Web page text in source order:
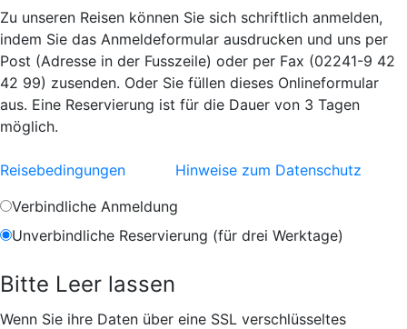
Zu unseren Reisen können Sie sich schriftlich anmelden,
indem Sie das Anmeldeformular ausdrucken und uns per
Post (Adresse in der Fusszeile) oder per Fax (02241-9 42
42 99) zusenden. Oder Sie füllen dieses Onlineformular
aus. Eine Reservierung ist für die Dauer von 3 Tagen
möglich.
Reisebedingungen
Hinweise zum Datenschutz
Verbindliche Anmeldung
Unverbindliche Reservierung (für drei Werktage)
Wenn Sie ihre Daten über eine SSL verschlüsseltes
Bitte Leer lassen